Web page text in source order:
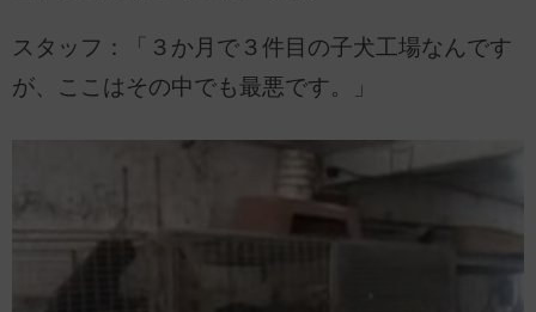
スタッフ：「３か月で３件目の子犬工場なんです
が、ここはその中でも最悪です。」